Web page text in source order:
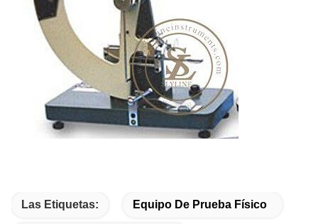
Las Etiquetas: Equipo De Prueba Físico